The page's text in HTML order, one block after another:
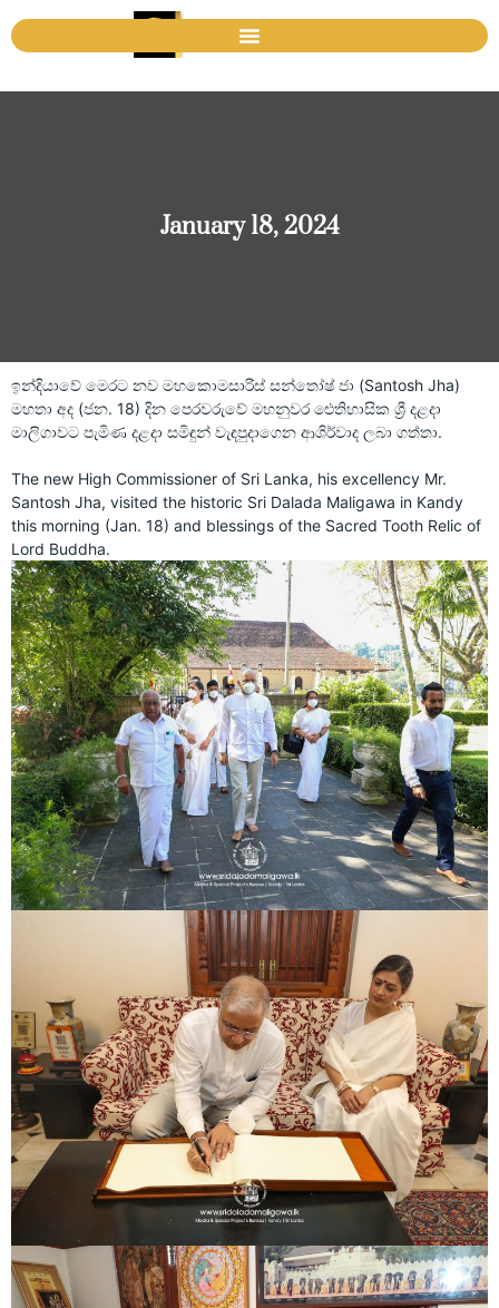
January 18, 2024
ඉන්දියාවේ මෙරට නව මහකොමසාරිස් සන්තෝෂ් ජා (Santosh Jha)
මහතා අද (ජන. 18) දින පෙරවරුවේ මහනුවර ඓතිහාසික ශ් රී දළදා
මාලිගාවට පැමිණ දළදා සමිඳුන් වැඳපුදාගෙන ආශිර්වාද ලබා ගත්තා.
The new High Commissioner of Sri Lanka, his excellency Mr.
Santosh Jha, visited the historic Sri Dalada Maligawa in Kandy
this morning (Jan. 18) and blessings of the Sacred Tooth Relic of
Lord Buddha.